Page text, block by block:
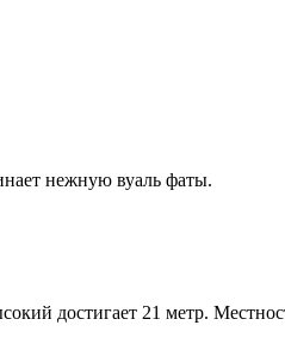
нежную вуаль фаты.
достигает 21 метр.